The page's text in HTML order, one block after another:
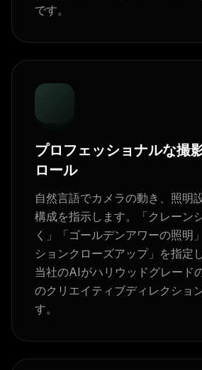
です。
プロフェッショナルな撮
ロール
自然言語でカメラの動き、照明
構成を指示します。「クレーン
く」「ゴールデンアワーの照明
ションクローズアップ」を指定
当社のAIがハリウッドグレード
のクリエイティブディレクショ
す。